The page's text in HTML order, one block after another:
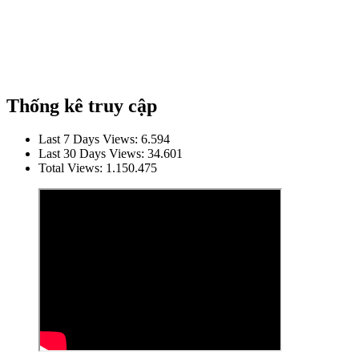
Thống kê truy cập
Last 7 Days Views: 6.594
Last 30 Days Views: 34.601
Total Views: 1.150.475